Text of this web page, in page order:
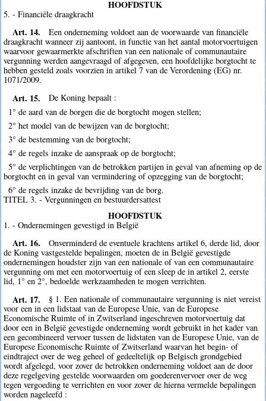
HOOFDSTUK
5. - Financiële draagkracht
Art. 14.
Een onderneming voldoet aan de voorwaarde van financiële
draagkracht wanneer zij aantoont, in functie van het aantal motorvoertuigen
waarvoor gewaarmerkte afschriften van een nationale of communautaire
vergunning werden aangevraagd of afgegeven, een hoofdelijke borgtocht te
hebben gesteld zoals voorzien in artikel 7 van de Verordening (EG) nr.
1071/2009.
Art. 15.
De Koning bepaalt :
1° de aard van de borgen die de borgtocht mogen stellen;
2° het model van de bewijzen van de borgtocht;
3° de bestemming van de borgtocht;
4° de regels inzake de aanspraak op de borgtocht;
5° de verplichtingen van de betrokken partijen in geval van afneming op de
borgtocht en in geval van vermindering of opzegging van de borgtocht;
6° de regels inzake de bevrijding van de borg.
TITEL 3. - Vergunningen en bestuurdersattest
HOOFDSTUK
1. - Ondernemingen gevestigd in België
Art. 16.
Onverminderd de eventuele krachtens artikel 6, derde lid, door
de Koning vastgestelde bepalingen, moeten de in België gevestigde
ondernemingen houdster zijn van een nationale of van een communautaire
vergunning om met een motorvoertuig of een sleep de in artikel 2, eerste
lid, 1° en 2°, bedoelde werkzaamheden te mogen verrichten.
Art. 17.
§ 1. Een nationale of communautaire vergunning is niet vereist
voor een in een lidstaat van de Europese Unie, van de Europese
Economische Ruimte of in Zwitserland ingeschreven motorvoertuig dat
door een in België gevestigde onderneming wordt gebruikt in het kader van
een gecombineerd vervoer tussen de lidstaten van de Europese Unie, van de
Europese Economische Ruimte of Zwitserland waarvan het begin- of
eindtraject over de weg geheel of gedeeltelijk op Belgisch grondgebied
wordt afgelegd, voor zover de betrokken onderneming voldoet aan de door
deze regelgeving gestelde voorwaarden om goederenvervoer over de weg
tegen vergoeding te verrichten en voor zover de hierna vermelde bepalingen
worden nageleefd :